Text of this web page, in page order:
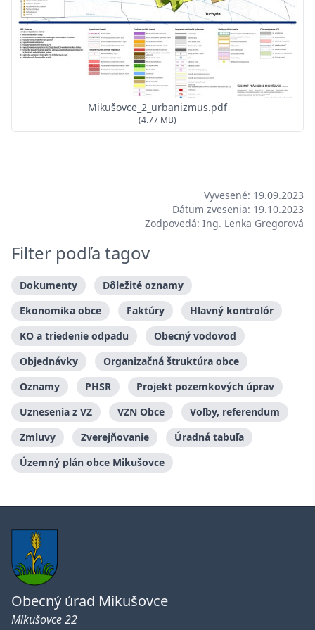
Mikušovce_2_urbanizmus.pdf
(4.77 MB)
Vyvesené: 19.09.2023
Dátum zvesenia: 19.10.2023
Zodpovedá: Ing. Lenka Gregorová
Filter podľa tagov
Dokumenty
Dôležité oznamy
Ekonomika obce
Faktúry
Hlavný kontrolór
KO a triedenie odpadu
Obecný vodovod
Objednávky
Organizačná štruktúra obce
Oznamy
PHSR
Projekt pozemkových úprav
Uznesenia z VZ
VZN Obce
Voľby, referendum
Zmluvy
Zverejňovanie
Úradná tabuľa
Územný plán obce Mikušovce
Obecný úrad Mikušovce
Mikušovce 22